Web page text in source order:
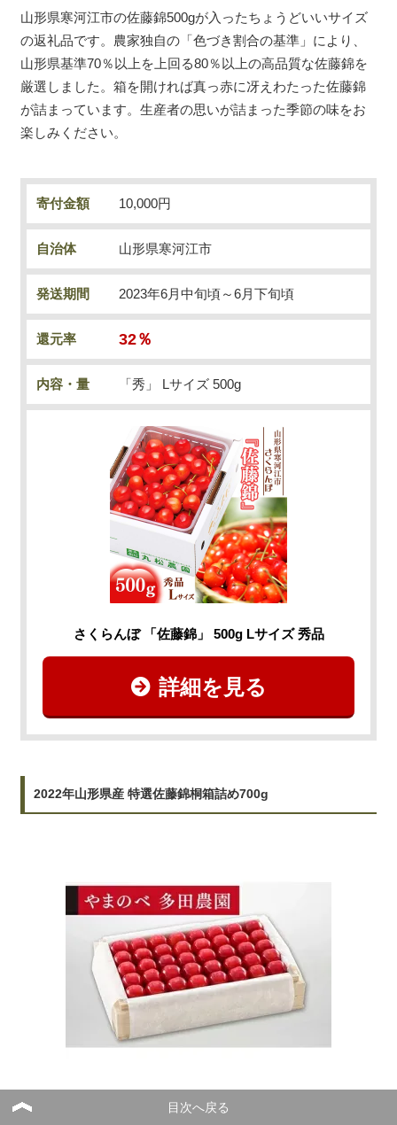
山形県寒河江市の佐藤錦500gが入ったちょうどいいサイズ
の返礼品です。農家独自の「色づき割合の基準」により、
山形県基準70％以上を上回る80％以上の高品質な佐藤錦を
厳選しました。箱を開ければ真っ赤に冴えわたった佐藤錦
が詰まっています。生産者の思いが詰まった季節の味をお
楽しみください。
寄付金額 10,000円
自治体 山形県寒河江市
発送期間 2023年6月中旬頃～6月下旬頃
還元率 32％
内容・量 「秀」 Lサイズ 500g
さくらんぼ 「佐藤錦」 500g Lサイズ 秀品
詳細を見る
2022年山形県産 特選佐藤錦桐箱詰め700g
目次へ戻る